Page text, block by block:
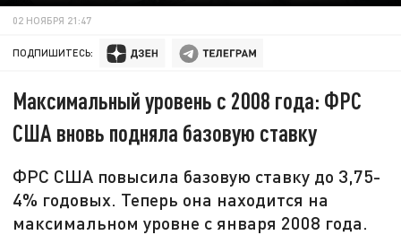
02 НОЯБРЯ 21:47
ПОДПИШИТЕСЬ:
Максимальный уровень с 2008 года: ФРС
США вновь подняла базовую ставку
ФРС США повысила базовую ставку до 3,75-
4% годовых. Теперь она находится на
максимальном уровне с января 2008 года.